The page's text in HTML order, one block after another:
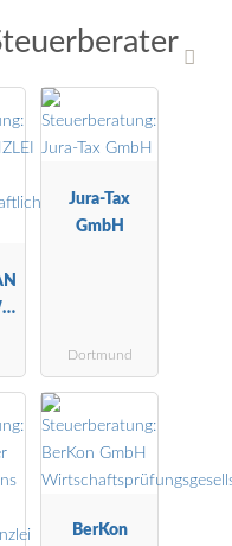
Jura-Tax
GmbH
Dortmund
BerKon